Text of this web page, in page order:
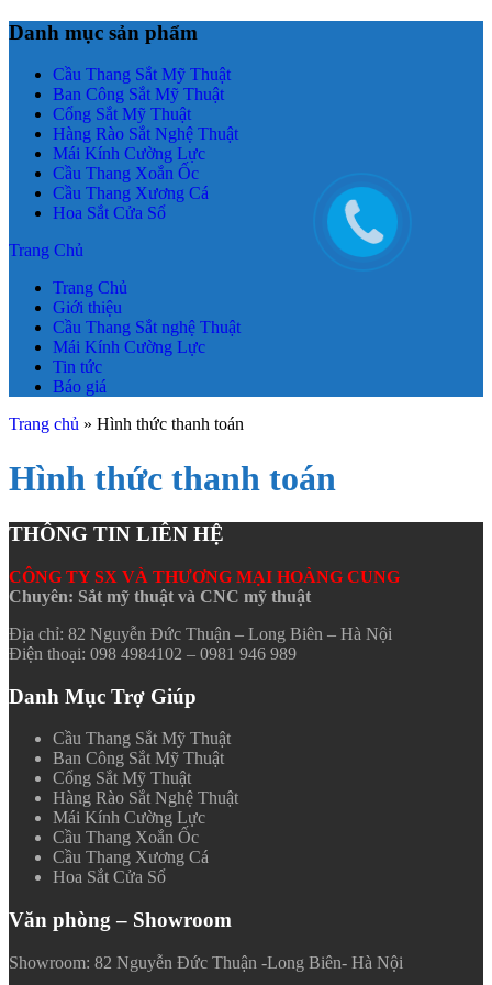
Danh mục sản phẩm
Cầu Thang Sắt Mỹ Thuật
Ban Công Sắt Mỹ Thuật
Cổng Sắt Mỹ Thuật
Hàng Rào Sắt Nghệ Thuật
Mái Kính Cường Lực
Cầu Thang Xoắn Ốc
Cầu Thang Xương Cá
Hoa Sắt Cửa Sổ
Trang Chủ
Trang Chủ
Giới thiệu
Cầu Thang Sắt nghệ Thuật
Mái Kính Cường Lực
Tin tức
Báo giá
Trang chủ » Hình thức thanh toán
Hình thức thanh toán
THÔNG TIN LIÊN HỆ
CÔNG TY SX VÀ THƯƠNG MẠI HOÀNG CUNG
Chuyên: Sắt mỹ thuật và CNC mỹ thuật
Địa chỉ: 82 Nguyễn Đức Thuận – Long Biên – Hà Nội
Điện thoại: 098 4984102 – 0981 946 989
Danh Mục Trợ Giúp
Cầu Thang Sắt Mỹ Thuật
Ban Công Sắt Mỹ Thuật
Cổng Sắt Mỹ Thuật
Hàng Rào Sắt Nghệ Thuật
Mái Kính Cường Lực
Cầu Thang Xoắn Ốc
Cầu Thang Xương Cá
Hoa Sắt Cửa Sổ
Văn phòng – Showroom
Showroom: 82 Nguyễn Đức Thuận -Long Biên- Hà Nội